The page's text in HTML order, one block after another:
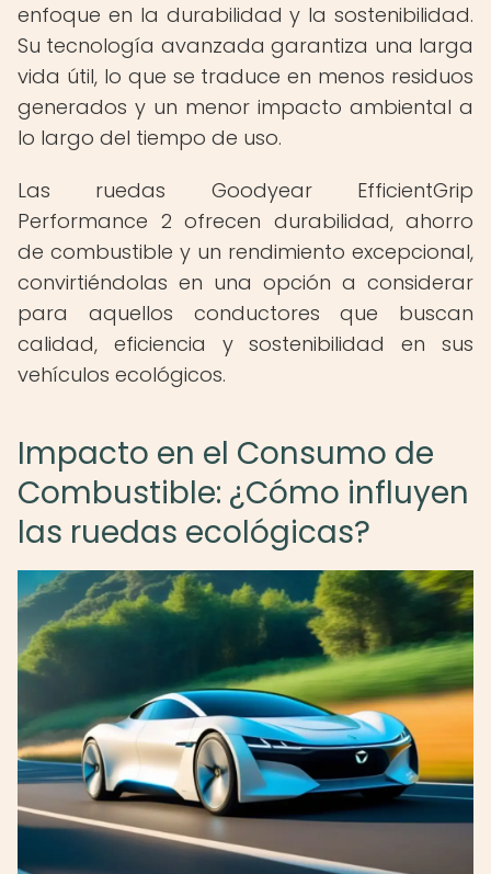
enfoque en la durabilidad y la sostenibilidad.
Su tecnología avanzada garantiza una larga
vida útil, lo que se traduce en menos residuos
generados y un menor impacto ambiental a
lo largo del tiempo de uso.
Las ruedas Goodyear EfficientGrip
Performance 2 ofrecen durabilidad, ahorro
de combustible y un rendimiento excepcional,
convirtiéndolas en una opción a considerar
para aquellos conductores que buscan
calidad, eficiencia y sostenibilidad en sus
vehículos ecológicos.
Impacto en el Consumo de
Combustible: ¿Cómo influyen
las ruedas ecológicas?